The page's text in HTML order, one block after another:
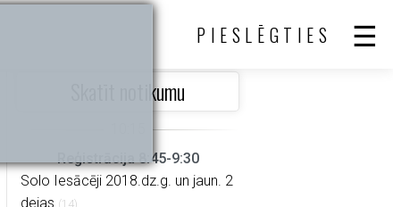
PIESLĒGTIES
Skatīt notikumu
Reģistrācija 8:45-9:30
Solo Iesācēji 2018.dz.g. un jaun. 2
dejas (14)